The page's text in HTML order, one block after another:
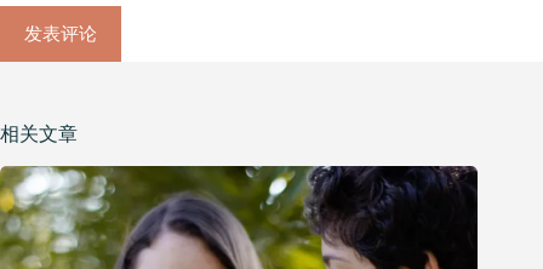
发表评论
相关文章